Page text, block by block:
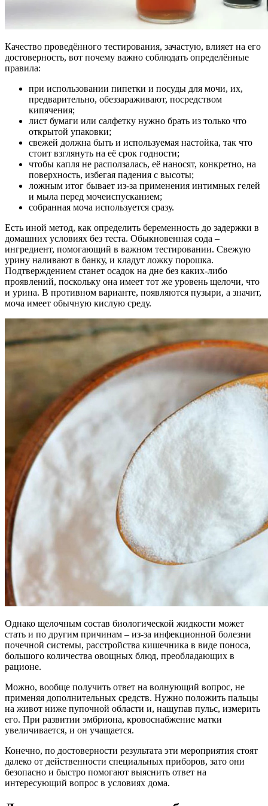
Качество проведённого тестирования, зачастую, влияет на его
достоверность, вот почему важно соблюдать определённые
правила:
при использовании пипетки и посуды для мочи, их,
предварительно, обеззараживают, посредством
кипячения;
лист бумаги или салфетку нужно брать из только что
открытой упаковки;
свежей должна быть и используемая настойка, так что
стоит взглянуть на её срок годности;
чтобы капля не расползалась, её наносят, конкретно, на
поверхность, избегая падения с высоты;
ложным итог бывает из-за применения интимных гелей
и мыла перед мочеиспусканием;
собранная моча используется сразу.
Есть иной метод, как определить беременность до задержки в
домашних условиях без теста. Обыкновенная сода –
ингредиент, помогающий в важном тестировании. Свежую
урину наливают в банку, и кладут ложку порошка.
Подтверждением станет осадок на дне без каких-либо
проявлений, поскольку она имеет тот же уровень щелочи, что
и урина. В противном варианте, появляются пузыри, а значит,
моча имеет обычную кислую среду.
Однако щелочным состав биологической жидкости может
стать и по другим причинам – из-за инфекционной болезни
почечной системы, расстройства кишечника в виде поноса,
большого количества овощных блюд, преобладающих в
рационе.
Можно, вообще получить ответ на волнующий вопрос, не
применяя дополнительных средств. Нужно положить пальцы
на живот ниже пупочной области и, нащупав пульс, измерить
его. При развитии эмбриона, кровоснабжение матки
увеличивается, и он учащается.
Конечно, по достоверности результата эти мероприятия стоят
далеко от действенности специальных приборов, зато они
безопасно и быстро помогают выяснить ответ на
интересующий вопрос в условиях дома.